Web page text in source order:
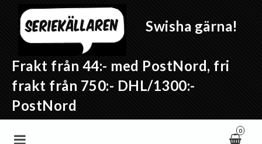
Swisha gärna!
Frakt från 44:- med PostNord, fri
frakt från 750:- DHL/1300:-
PostNord
0